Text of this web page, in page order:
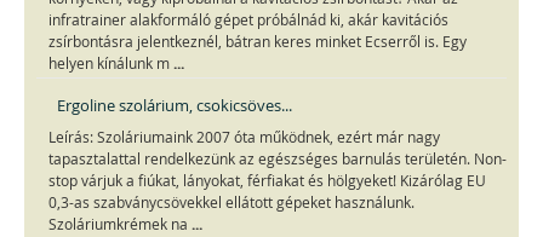
infratrainer alakformáló gépet próbálnád ki, akár kavitációs
zsírbontásra jelentkeznél, bátran keres minket Ecserről is. Egy
helyen kínálunk m ...
Ergoline szolárium, csokicsöves...
Leírás: Szoláriumaink 2007 óta működnek, ezért már nagy
tapasztalattal rendelkezünk az egészséges barnulás területén. Non-
stop várjuk a fiúkat, lányokat, férfiakat és hölgyeket! Kizárólag EU
0,3-as szabványcsövekkel ellátott gépeket használunk.
Szoláriumkrémek na ...